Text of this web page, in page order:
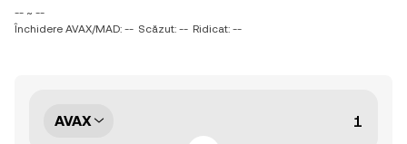
-- ~ --
Închidere AVAX/MAD: -- Scăzut: -- Ridicat: --
AVAX